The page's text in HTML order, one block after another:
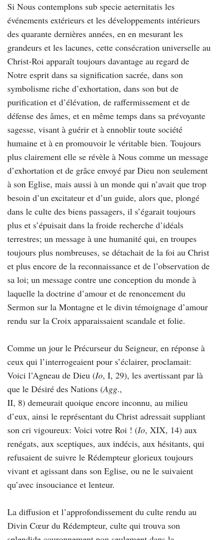
Si Nous contemplons sub specie aeternitatis les
événements extérieurs et les développements intérieurs
des quarante dernières années, en en mesurant les
grandeurs et les lacunes, cette consécration universelle au
Christ-Roi apparaît toujours davantage au regard de
Notre esprit dans sa signification sacrée, dans son
symbolisme riche d’exhortation, dans son but de
purification et d’élévation, de raffermissement et de
défense des âmes, et en même temps dans sa prévoyante
sagesse, visant à guérir et à ennoblir toute société
humaine et à en promouvoir le véritable bien. Toujours
plus clairement elle se révèle à Nous comme un message
d’exhortation et de grâce envoyé par Dieu non seulement
à son Eglise, mais aussi à un monde qui n’avait que trop
besoin d’un excitateur et d’un guide, alors que, plongé
dans le culte des biens passagers, il s’égarait toujours
plus et s’épuisait dans la froide recherche d’idéals
terrestres; un message à une humanité qui, en troupes
toujours plus nombreuses, se détachait de la foi au Christ
et plus encore de la reconnaissance et de l’observation de
sa loi; un message contre une conception du monde à
laquelle la doctrine d’amour et de renoncement du
Sermon sur la Montagne et le divin témoignage d’amour
rendu sur la Croix apparaissaient scandale et folie.
Comme un jour le Précurseur du Seigneur, en réponse à
ceux qui l’interrogeaient pour s’éclairer, proclamait:
Voici l’Agneau de Dieu (Io, I, 29), les avertissant par là
que le Désiré des Nations (Agg.,
II, 8) demeurait quoique encore inconnu, au milieu
d’eux, ainsi le représentant du Christ adressait suppliant
son cri vigoureux: Voici votre Roi ! (Io, XIX, 14) aux
renégats, aux sceptiques, aux indécis, aux hésitants, qui
refusaient de suivre le Rédempteur glorieux toujours
vivant et agissant dans son Eglise, ou ne le suivaient
qu’avec insouciance et lenteur.
La diffusion et l’approfondissement du culte rendu au
Divin Cœur du Rédempteur, culte qui trouva son